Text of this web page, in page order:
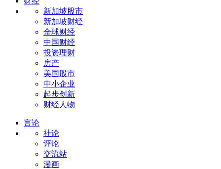
新加坡股市
新加坡财经
全球财经
中国财经
投资理财
房产
美国股市
中小企业
起步创新
财经人物
言论
社论
评论
交流站
漫画